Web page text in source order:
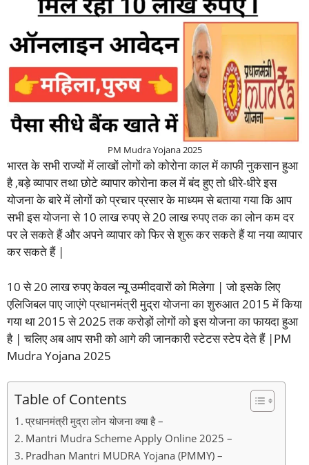
PM Mudra Yojana 2025
भारत के सभी राज्यों में लाखों लोगों को कोरोना काल में काफी नुकसान हुआ
है ,बड़े व्यापार तथा छोटे व्यापार कोरोना कल में बंद हुए तो धीरे-धीरे इस
योजना के बारे में लोगों को प्रचार प्रसार के माध्यम से बताया गया कि आप
सभी इस योजना से 10 लाख रुपए से 20 लाख रुपए तक का लोन कम दर
पर ले सकते हैं और अपने व्यापार को फिर से शुरू कर सकते हैं या नया व्यापार
कर सकते हैं |
10 से 20 लाख रुपए केवल न्यू उम्मीदवारों को मिलेगा | जो इसके लिए
एलिजिबल पाए जाएंगे प्रधानमंत्री मुद्रा योजना का शुरुआत 2015 में किया
गया था 2015 से 2025 तक करोड़ों लोगों को इस योजना का फायदा हुआ
है | चलिए अब आप सभी को आगे की जानकारी स्टेटस स्टेप देते हैं |PM
Mudra Yojana 2025
Table of Contents
प्रधानमंत्री मुद्रा लोन योजना क्या है –
Mantri Mudra Scheme Apply Online 2025 –
Pradhan Mantri MUDRA Yojana (PMMY) –